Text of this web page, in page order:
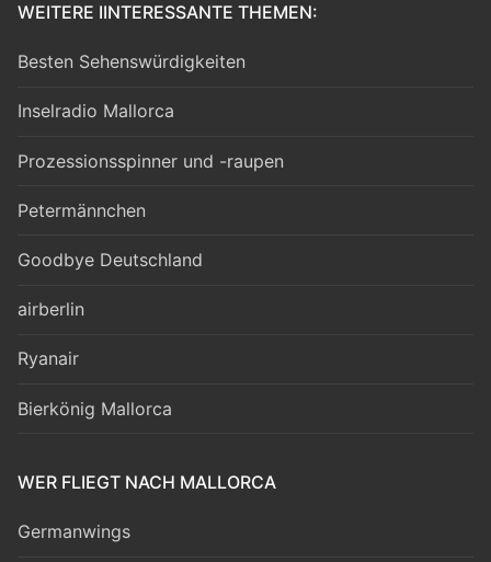
WEITERE IINTERESSANTE THEMEN:
Besten Sehenswürdigkeiten
Inselradio Mallorca
Prozessionsspinner und -raupen
Petermännchen
Goodbye Deutschland
airberlin
Ryanair
Bierkönig Mallorca
WER FLIEGT NACH MALLORCA
Germanwings